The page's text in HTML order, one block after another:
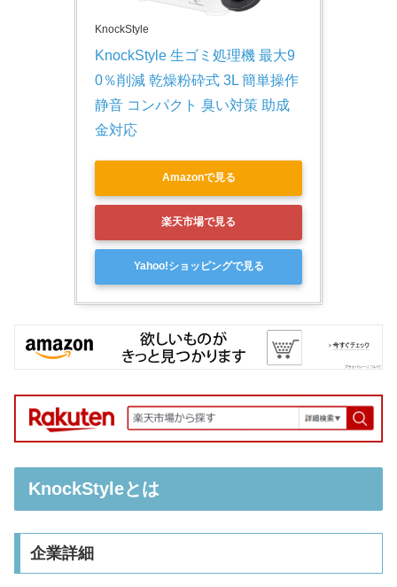
KnockStyle
KnockStyle 生ゴミ処理機 最大9
0％削減 乾燥粉砕式 3L 簡単操作
静音 コンパクト 臭い対策 助成
金対応
Amazonで見る
楽天市場で見る
Yahoo!ショッピングで見る
KnockStyleとは
企業詳細